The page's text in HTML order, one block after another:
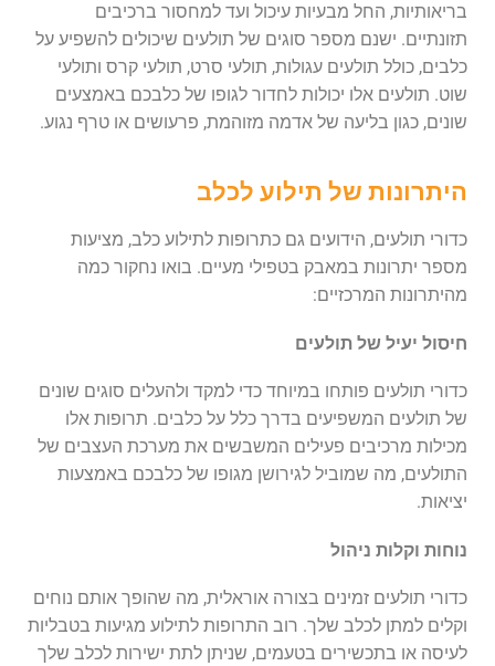
בריאותיות, החל מבעיות עיכול ועד למחסור ברכיבים
תזונתיים. ישנם מספר סוגים של תולעים שיכולים להשפיע על
כלבים, כולל תולעים עגולות, תולעי סרט, תולעי קרס ותולעי
שוט. תולעים אלו יכולות לחדור לגופו של כלבכם באמצעים
שונים, כגון בליעה של אדמה מזוהמת, פרעושים או טרף נגוע.
היתרונות של תילוע לכלב
כדורי תולעים, הידועים גם כתרופות לתילוע כלב, מציעות
מספר יתרונות במאבק בטפילי מעיים. בואו נחקור כמה
מהיתרונות המרכזיים:
חיסול יעיל של תולעים
כדורי תולעים פותחו במיוחד כדי למקד ולהעלים סוגים שונים
של תולעים המשפיעים בדרך כלל על כלבים. תרופות אלו
מכילות מרכיבים פעילים המשבשים את מערכת העצבים של
התולעים, מה שמוביל לגירושן מגופו של כלבכם באמצעות
יציאות.
נוחות וקלות ניהול
כדורי תולעים זמינים בצורה אוראלית, מה שהופך אותם נוחים
וקלים למתן לכלב שלך. רוב התרופות לתילוע מגיעות בטבליות
לעיסה או בתכשירים בטעמים, שניתן לתת ישירות לכלב שלך